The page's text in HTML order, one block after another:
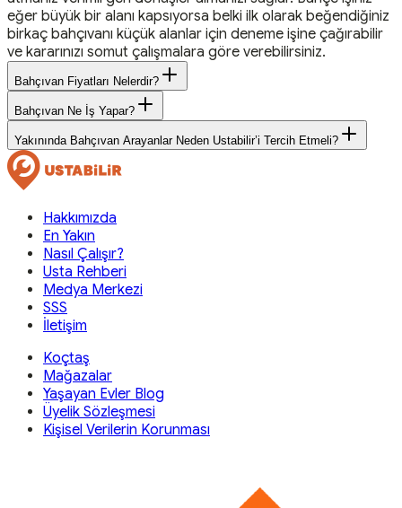
eğer büyük bir alanı kapsıyorsa belki ilk olarak beğendiğiniz
birkaç bahçıvanı küçük alanlar için deneme işine çağırabilir
ve kararınızı somut çalışmalara göre verebilirsiniz.
Bahçıvan Fiyatları Nelerdir?
Bahçıvan Ne İş Yapar?
Yakınında Bahçıvan Arayanlar Neden Ustabilir’i Tercih Etmeli?
Hakkımızda
En Yakın
Nasıl Çalışır?
Usta Rehberi
Medya Merkezi
SSS
İletişim
Koçtaş
Mağazalar
Yaşayan Evler Blog
Üyelik Sözleşmesi
Kişisel Verilerin Korunması